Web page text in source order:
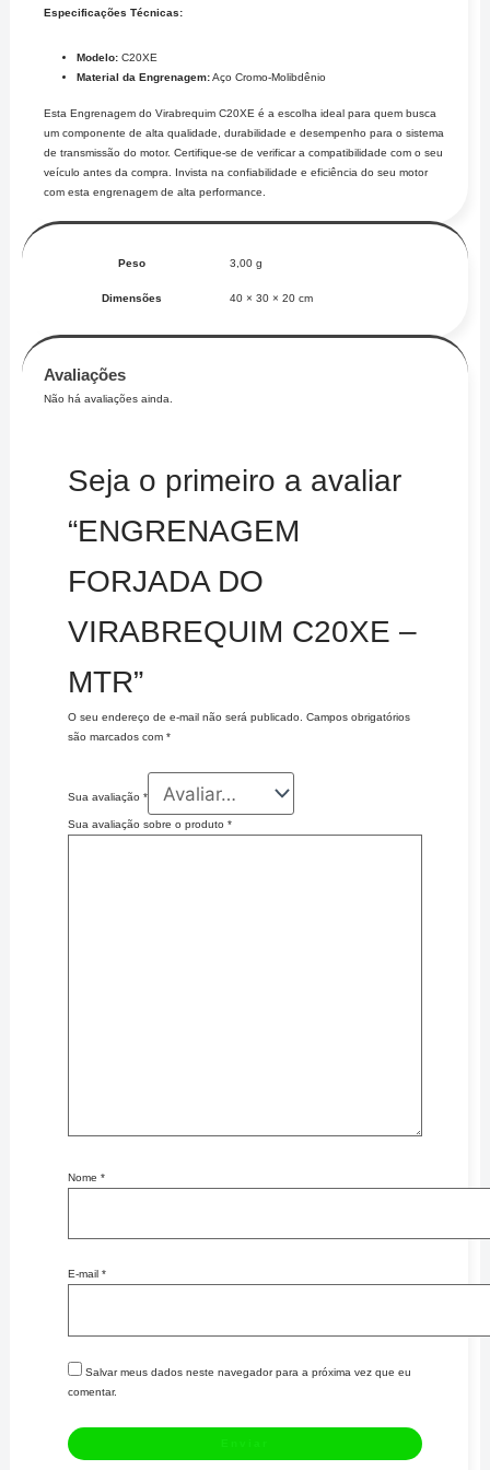
Especificações Técnicas:
Modelo: C20XE
Material da Engrenagem:Aço Cromo-Molibdênio
Esta Engrenagem do Virabrequim C20XE é a escolha ideal para quem busca
um componente de alta qualidade, durabilidade e desempenho para o sistema
de transmissão do motor. Certifique-se de verificar a compatibilidade com o seu
veículo antes da compra. Invista na confiabilidade e eficiência do seu motor
com esta engrenagem de alta performance.
Peso 3,00 g
Dimensões 40 × 30 × 20 cm
Avaliações
Não há avaliações ainda.
Seja o primeiro a avaliar
“ENGRENAGEM
FORJADA DO
VIRABREQUIM C20XE –
MTR”
O seu endereço de e-mail não será publicado.
Campos obrigatórios
são marcados com *
Sua avaliação *
Sua avaliação sobre o produto *
Nome *
E-mail *
Salvar meus dados neste navegador para a próxima vez que eu
comentar.